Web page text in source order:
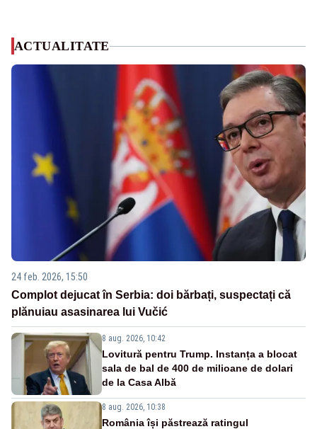
ACTUALITATE
24 feb. 2026, 15:50
Complot dejucat în Serbia: doi bărbați, suspectați că
plănuiau asasinarea lui Vučić
8 aug. 2026, 10:42
Lovitură pentru Trump. Instanța a blocat
sala de bal de 400 de milioane de dolari
de la Casa Albă
8 aug. 2026, 10:38
România își păstrează ratingul